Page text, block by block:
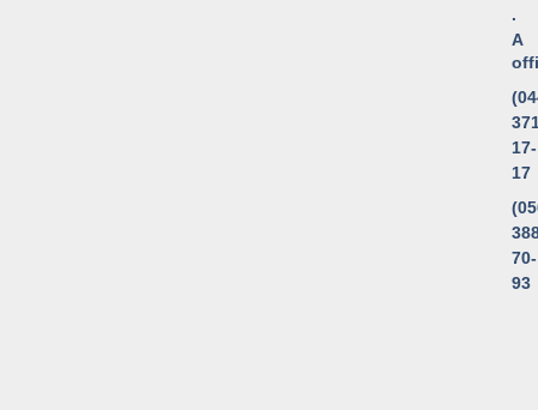
.
A
17-
17
70-
93